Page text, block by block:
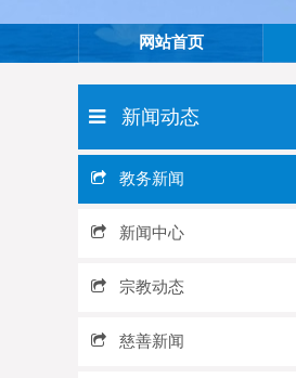
网站首页
新闻动态
教务新闻
新闻中心
宗教动态
慈善新闻